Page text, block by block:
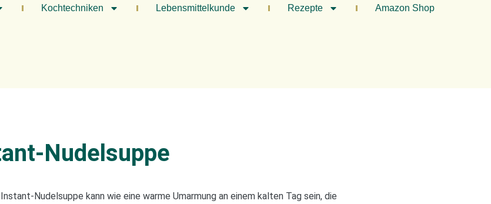
Kochtechniken Lebensmittelkunde Rezepte Amazon Shop
Nudelsuppe
Nudelsuppe kann wie eine warme Umarmung an einem kalten Tag sein, die